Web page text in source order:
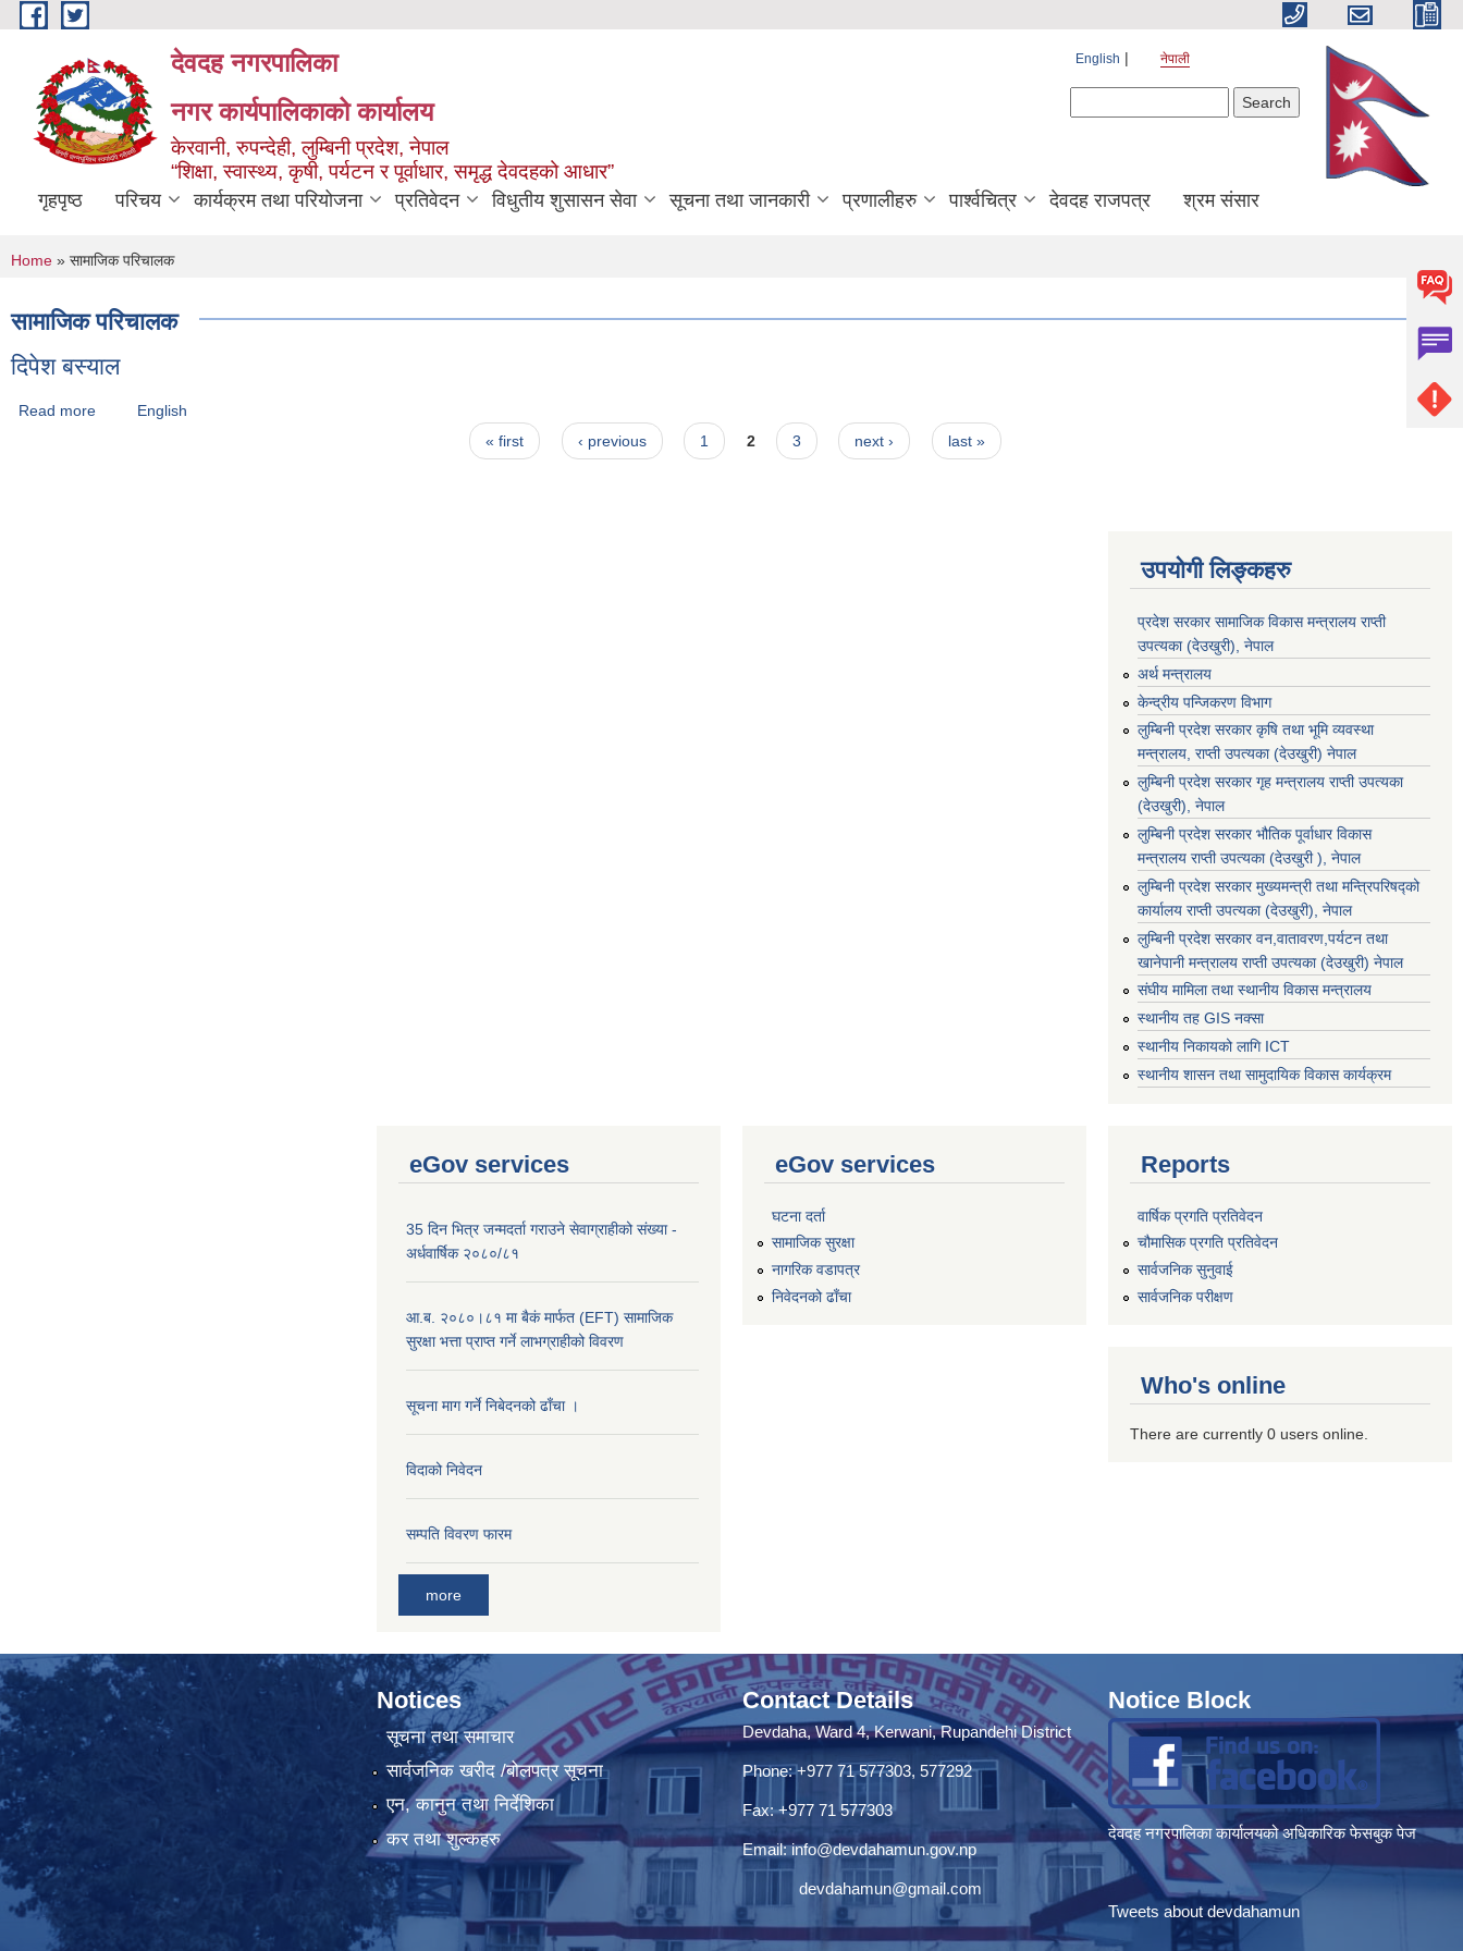
Skip to main content
देवदह नगरपालिका
नगर कार्यपालिकाको कार्यालय
केरवानी, रुपन्देही, लुम्बिनी प्रदेश, नेपाल
“शिक्षा, स्वास्थ्य, कृषी, पर्यटन र पूर्वाधार, समृद्ध देवदहको आधार”
English नेपाली
गृहपृष्ठ परिचय कार्यक्रम तथा परियोजना प्रतिवेदन विधुतीय शुसासन सेवा सूचना तथा जानकारी प्रणालीहरु पार्श्वचित्र देवदह राजपत्र श्रम संसार
You are here
Home » सामाजिक परिचालक
सामाजिक परिचालक
दिपेश बस्याल
Read more about दिपेश बस्याल
English
« first ‹ previous 1 2 3 next › last »
उपयोगी लिङ्कहरु
प्रदेश सरकार सामाजिक विकास मन्‍‍त्रालय राप्ती
उपत्यका (देउखुरी), नेपाल
अर्थ मन्त्रालय
केन्द्रीय पन्जिकरण विभाग
लुम्बिनी प्रदेश सरकार कृषि तथा भूमि व्यवस्था
मन्त्रालय, राप्ती उपत्यका (देउखुरी) नेपाल
लुम्बिनी प्रदेश सरकार गृह मन्त्रालय राप्ती उपत्यका
(देउखुरी), नेपाल
लुम्बिनी प्रदेश सरकार भौतिक पूर्वाधार विकास
मन्त्रालय राप्ती उपत्यका (देउखुरी ), नेपाल
लुम्बिनी प्रदेश सरकार मुख्यमन्त्री तथा मन्त्रिपरिषद्को
कार्यालय राप्ती उपत्यका (देउखुरी), नेपाल
लुम्बिनी प्रदेश सरकार वन,वातावरण,पर्यटन तथा
खानेपानी मन्त्रालय राप्ती उपत्यका (देउखुरी) नेपाल
संघीय मामिला तथा स्थानीय विकास मन्त्रालय
स्थानीय तह GIS नक्सा
स्थानीय निकायको लागि ICT
स्थानीय शासन तथा सामुदायिक विकास कार्यक्रम
eGov services
35 दिन भित्र जन्मदर्ता गराउने सेवाग्राहीको संख्या -
अर्धवार्षिक २०८०/८१
आ.ब. २०८०।८१ मा बैकं मार्फत (EFT) सामाजिक
सुरक्षा भत्ता प्राप्त गर्ने लाभग्राहीको विवरण
सूचना माग गर्ने निबेदनको ढाँचा ।
विदाको निवेदन
सम्पति विवरण फारम
more
eGov services
घटना दर्ता
सामाजिक सुरक्षा
नागरिक वडापत्र
निवेदनको ढाँचा
Reports
वार्षिक प्रगति प्रतिवेदन
चौमासिक प्रगति प्रतिवेदन
सार्वजनिक सुनुवाई
सार्वजनिक परीक्षण
Who's online
There are currently 0 users online.
Notices
सूचना तथा समाचार
सार्वजनिक खरीद /बोलपत्र सूचना
एन, कानुन तथा निर्देशिका
कर तथा शुल्कहरु
Contact Details
Devdaha, Ward 4, Kerwani, Rupandehi District
Phone: +977 71 577303, 577292
Fax: +977 71 577303
Email:info@devdahamun.gov.np
devdahamun@gmail.com
Notice Block
देवदह नगरपालिका कार्यालयको अधिकारिक फेसबुक पेज
Tweets about devdahamun